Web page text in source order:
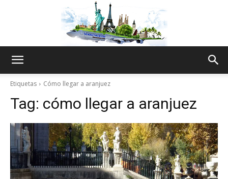
Thru
Etiquetas Cómo llegar a aranjuez
Tag: cómo llegar a aranjuez